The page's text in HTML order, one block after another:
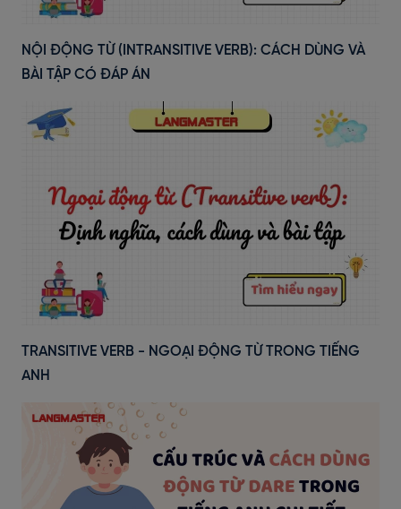
NỘI ĐỘNG TỪ (INTRANSITIVE VERB): CÁCH DÙNG VÀ
BÀI TẬP CÓ ĐÁP ÁN
TRANSITIVE VERB - NGOẠI ĐỘNG TỪ TRONG TIẾNG
ANH